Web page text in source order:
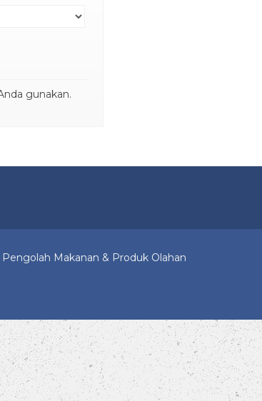
gunakan.
Makanan & Produk Olahan